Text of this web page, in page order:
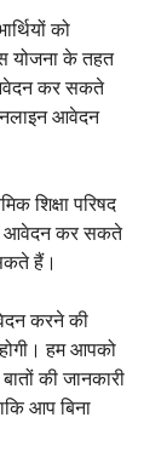
को
योजना के तहत
आवेदन कर सकते
आवेदन
शिक्षा परिषद
आवेदन कर सकते
हैं।
करने की
हम आपको
की जानकारी
आप बिना